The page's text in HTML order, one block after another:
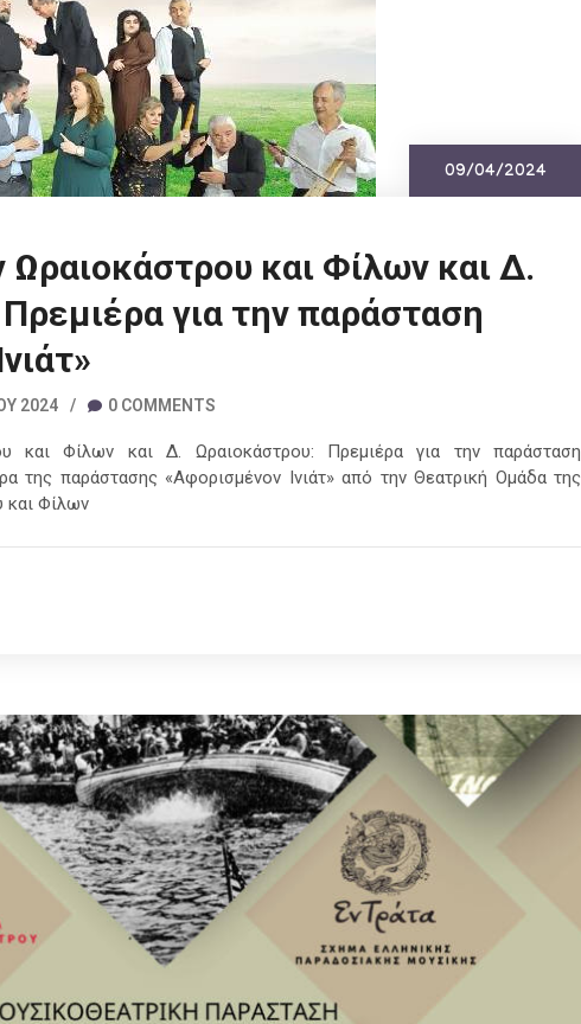
09/04/2024
και Φίλων και Δ.
για την παράσταση
2024 / 0 COMMENTS
και Φίλων και Δ. Ωραιοκάστρου: Πρεμιέρα για την παράσταση
της παράστασης «Αφορισμένον Ινιάτ» από την Θεατρική Ομάδα της
και Φίλων